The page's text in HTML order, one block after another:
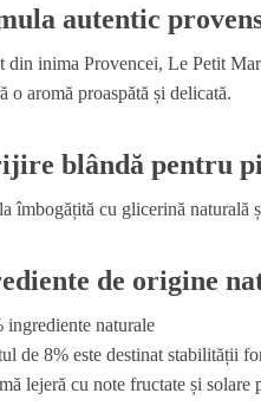
autentic
din inima Provencei, Le Petit
o aromă proaspătă și delicată.
blândă pentru
îmbogățită cu glicerină naturală
de origine
ingrediente naturale
de 8% este destinat stabilității
lejeră cu note fructate și solare